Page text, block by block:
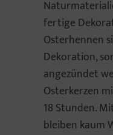
fertige
Osterhennen
Dekoration,
angezündet
Osterkerzen
18 Stunden.
bleiben kaum